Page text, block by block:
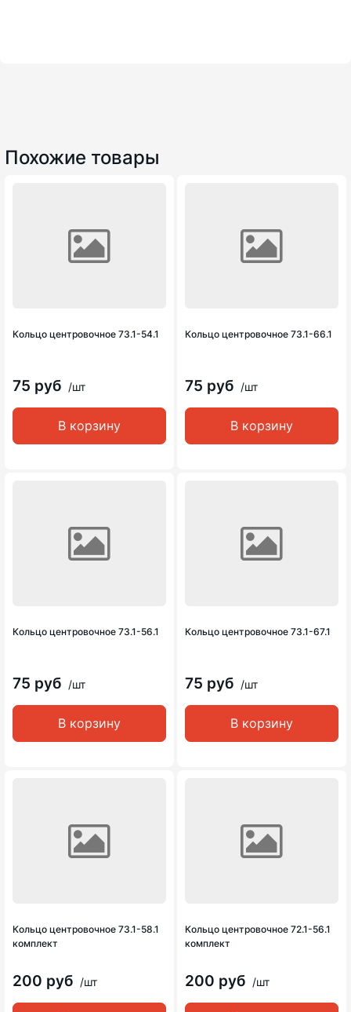
Похожие товары
Кольцо центровочное 73.1-54.1
75 руб /шт
В корзину
Кольцо центровочное 73.1-66.1
75 руб /шт
В корзину
Кольцо центровочное 73.1-56.1
75 руб /шт
В корзину
Кольцо центровочное 73.1-67.1
75 руб /шт
В корзину
Кольцо центровочное 73.1-58.1
комплект
200 руб /шт
Кольцо центровочное 72.1-56.1
комплект
200 руб /шт